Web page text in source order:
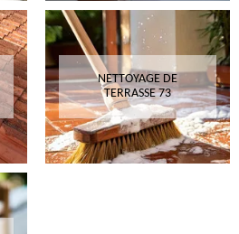
NETTOYAGE DE
TERRASSE 73